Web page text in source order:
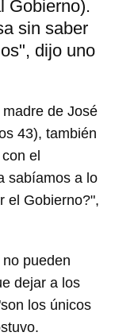
Gobierno).
sin saber
dijo uno
de José
43), también
el
sabíamos a lo
el Gobierno?",
pueden
dejar a los
los únicos